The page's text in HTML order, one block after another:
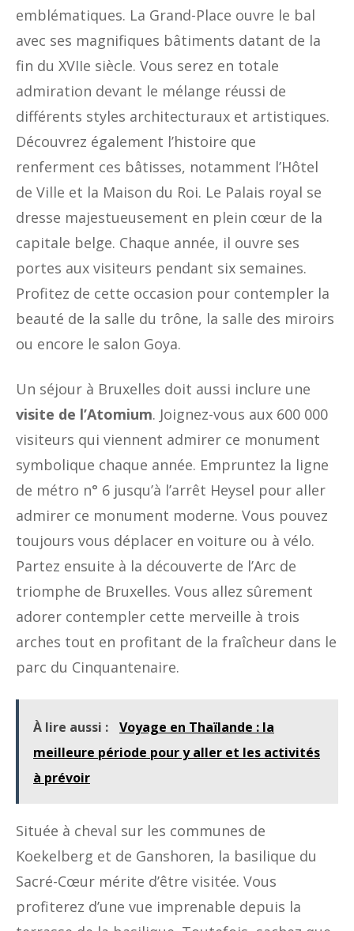
emblématiques. La Grand-Place ouvre le bal
avec ses magnifiques bâtiments datant de la
fin du XVIIe siècle. Vous serez en totale
admiration devant le mélange réussi de
différents styles architecturaux et artistiques.
Découvrez également l’histoire que
renferment ces bâtisses, notamment l’Hôtel
de Ville et la Maison du Roi. Le Palais royal se
dresse majestueusement en plein cœur de la
capitale belge. Chaque année, il ouvre ses
portes aux visiteurs pendant six semaines.
Profitez de cette occasion pour contempler la
beauté de la salle du trône, la salle des miroirs
ou encore le salon Goya.
Un séjour à Bruxelles doit aussi inclure une
visite de l’Atomium. Joignez-vous aux 600 000
visiteurs qui viennent admirer ce monument
symbolique chaque année. Empruntez la ligne
de métro n° 6 jusqu’à l’arrêt Heysel pour aller
admirer ce monument moderne. Vous pouvez
toujours vous déplacer en voiture ou à vélo.
Partez ensuite à la découverte de l’Arc de
triomphe de Bruxelles. Vous allez sûrement
adorer contempler cette merveille à trois
arches tout en profitant de la fraîcheur dans le
parc du Cinquantenaire.
À lire aussi :
Voyage en Thaïlande : la
meilleure période pour y aller et les activités
à prévoir
Située à cheval sur les communes de
Koekelberg et de Ganshoren, la basilique du
Sacré-Cœur mérite d’être visitée. Vous
profiterez d’une vue imprenable depuis la